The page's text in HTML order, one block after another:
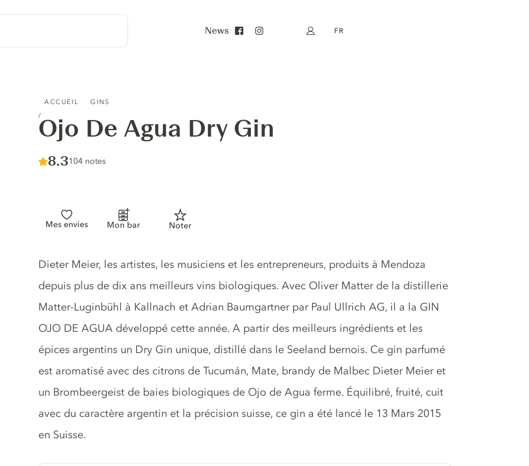
News Mon compte
FR
ACCUEIL GINS
Ojo De Agua Dry Gin
Score :
8.3/ 10
104 notes
Mes envies Mon bar Noter
Description du gin
Dieter Meier, les artistes, les musiciens et les entrepreneurs, produits à Mendoza
depuis plus de dix ans meilleurs vins biologiques. Avec Oliver Matter de la distillerie
Matter-Luginbühl à Kallnach et Adrian Baumgartner par Paul Ullrich AG, il a la GIN
OJO DE AGUA développé cette année. A partir des meilleurs ingrédients et les
épices argentins un Dry Gin unique, distillé dans le Seeland bernois. Ce gin parfumé
est aromatisé avec des citrons de Tucumán, Mate, brandy de Malbec Dieter Meier et
un Brombeergeist de baies biologiques de Ojo de Agua ferme. Équilibré, fruité, cuit
avec du caractère argentin et la précision suisse, ce gin a été lancé le 13 Mars 2015
en Suisse.